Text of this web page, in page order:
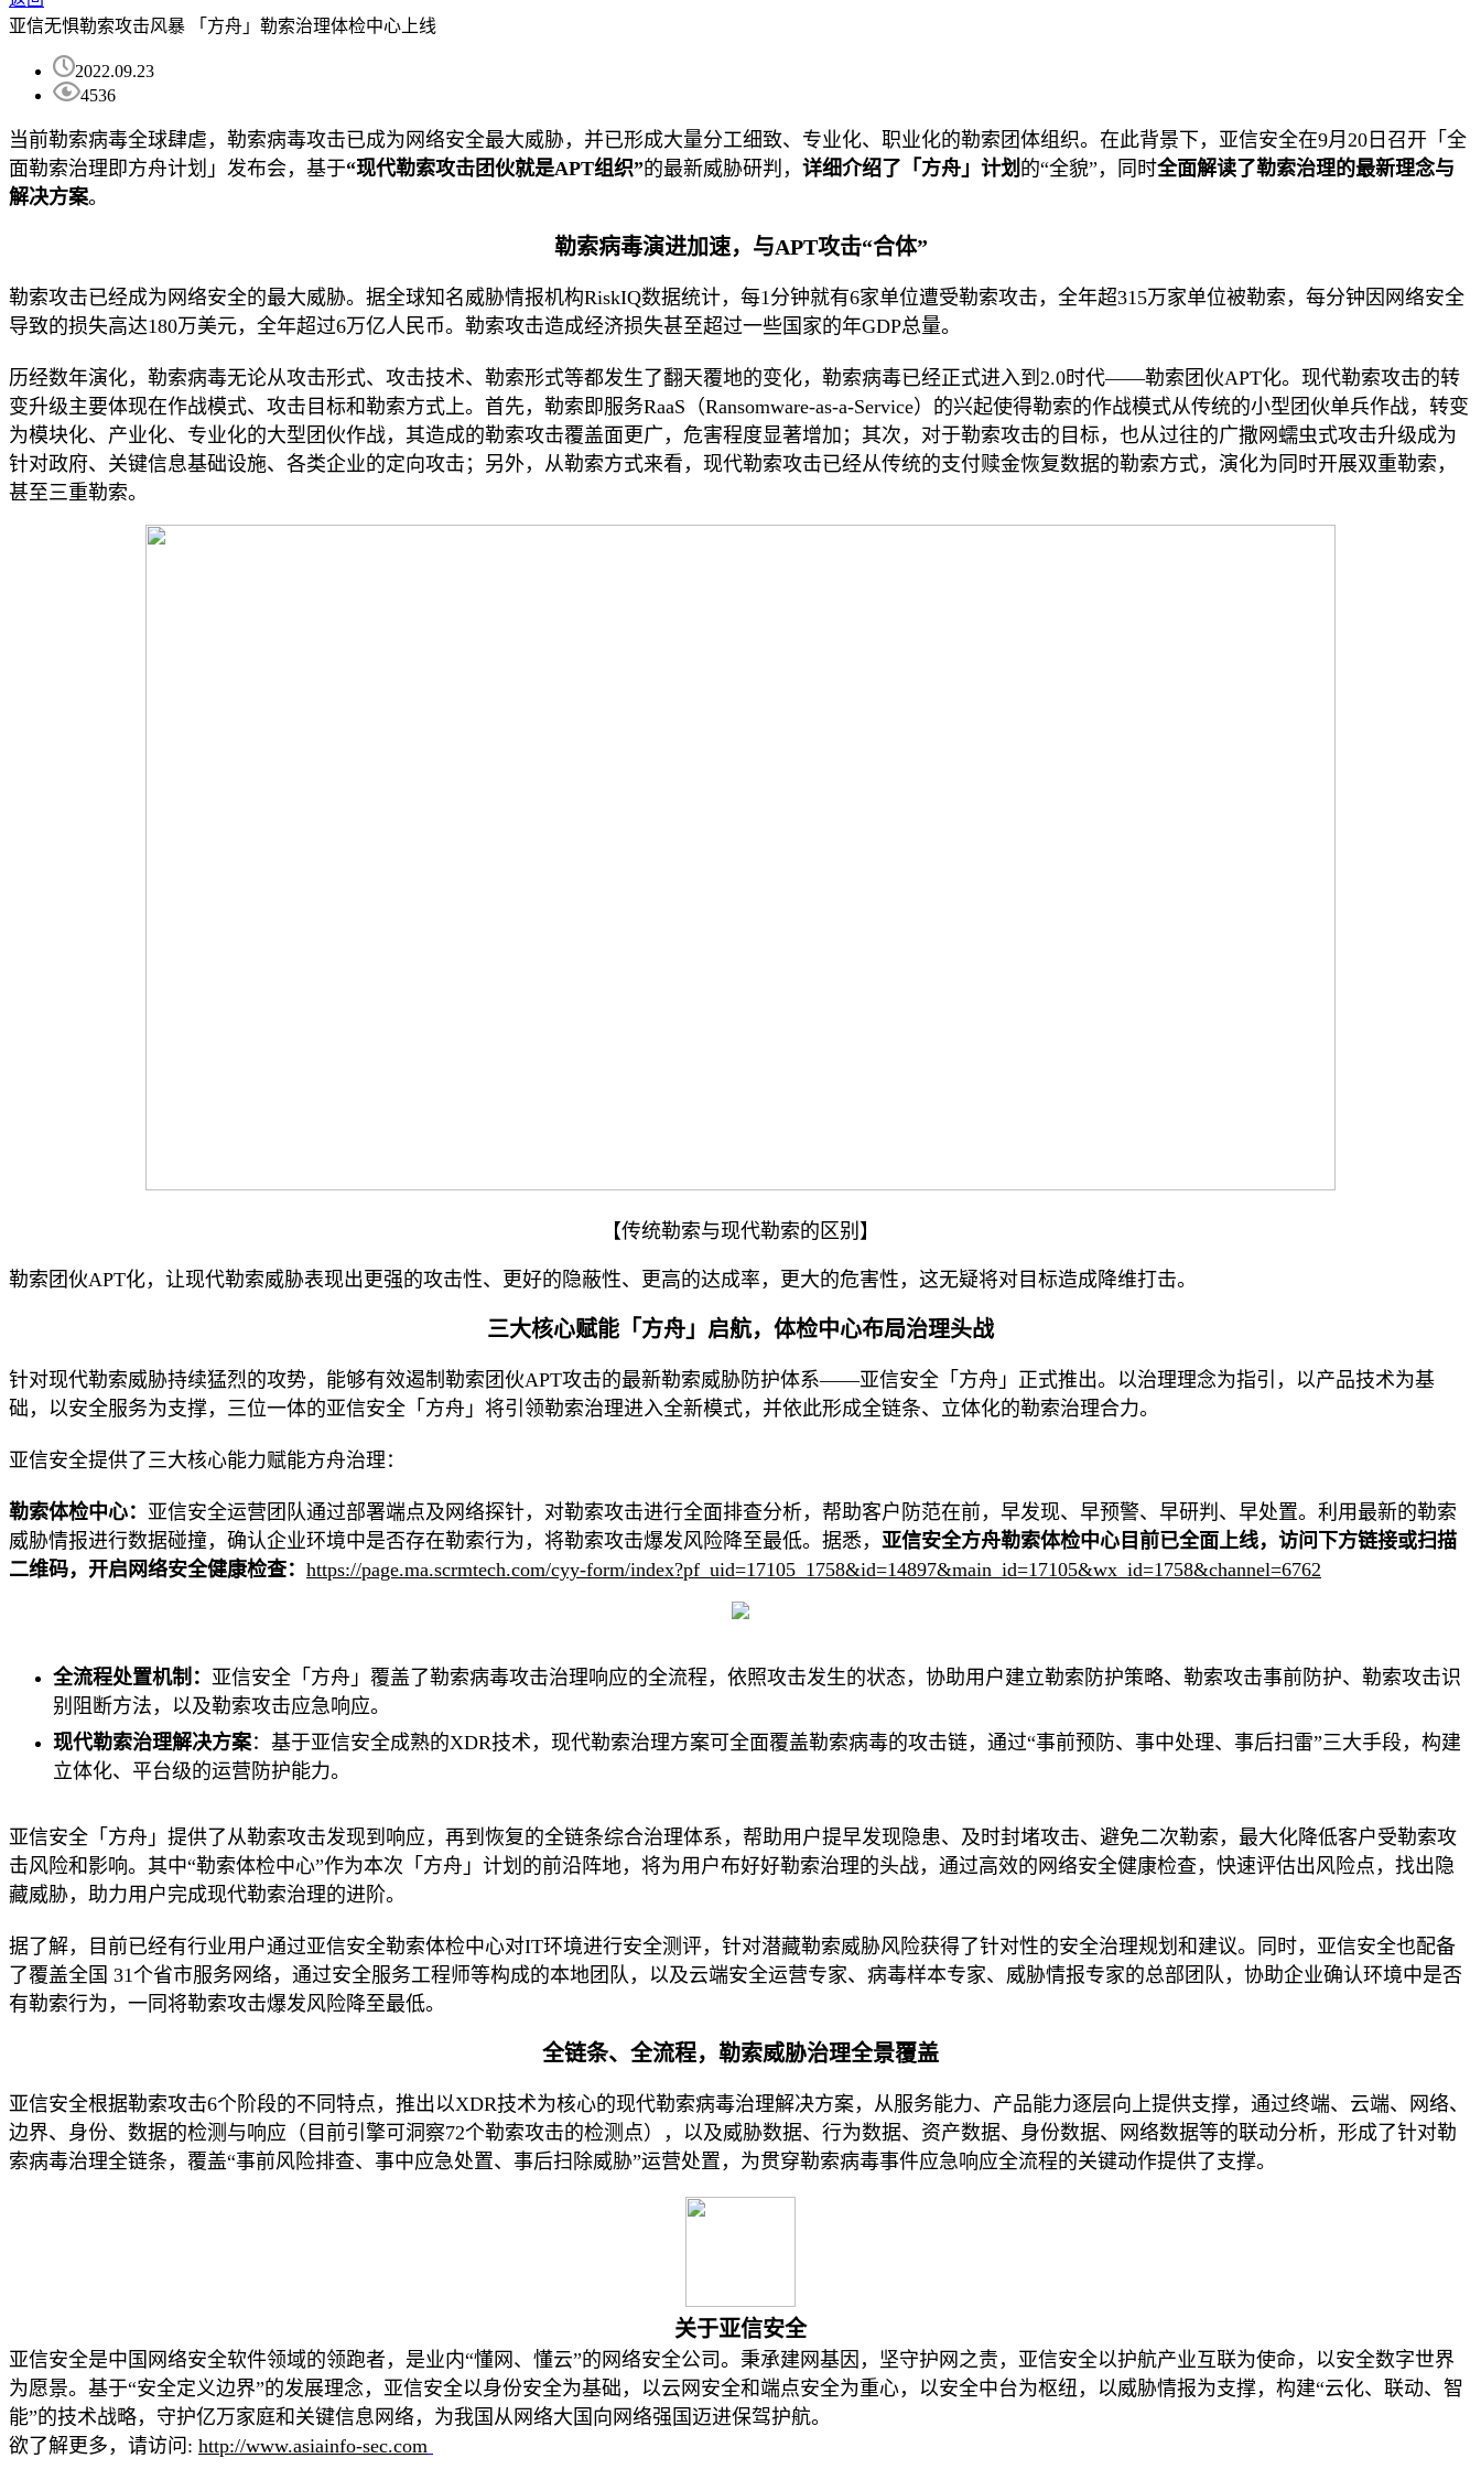
亚信无惧勒索攻击风暴 「方舟」勒索治理体检中心上线
2022.09.23
4536
当前勒索病毒全球肆虐，勒索病毒攻击已成为网络安全最大威胁，并已形成大量分工细致、专业化、职业化的勒索团体组织。在此背景下，亚信安全在9月20 日召开「全
面勒索治理即方舟计划」发布会，基于“现代勒索攻击团伙就是APT组织”的最新威胁研判， 详细介绍了「方舟」计划 的“全貌”，同时全面解读 了勒索治理的最新理念与
解决方案。
勒索病毒演进加速， 与APT攻击“合体”
勒索攻击已经成为网络安全的最大威胁。据全球知名威胁情报机构RiskIQ数据统计，每1分钟就有6家单位遭受勒索攻击，全年超315万家单位被勒索，每分钟因网络安全
导致的损失高达180万美元，全年超过6万亿人民币。 勒索攻击造成经济损失甚至超过一些国家的年GDP总量。
历经数年演化，勒索病毒无论从攻击形式、攻击技术、勒索形式等都发生了翻天覆地的变化，勒索病毒已经正式进入到2.0时代——勒索团伙APT化。现代勒索攻击的转
变升级主要体现在作战模式、攻击目标和勒索方式上。首先，勒索即服务RaaS（Ransomware-as-a-Service）的兴起使得勒索的作战模式从传统的小型团伙单兵作战，转变
为模块化、产业化、专业化的大型团伙作战，其造成的勒索攻击覆盖面更广，危害程度显著增加； 其次，对于勒索攻击的目标，也从过往的广撒网蠕虫式攻击升级成为
针对政府、关键信息基础设施、各类企业的定向攻击；另外，从勒索方式来看，现代勒索攻击已经从传统的支付赎金恢复数据的勒索方式，演化为同时开展双重勒索，
甚至三重勒索。
【传统勒索与现代勒索的区别】
勒索团伙APT化，让现代勒索威胁表现出更强的攻击性、更好的隐蔽性、更高的达成率，更大的危害性，这无疑将对目标造成降维打击。
三大核心赋能「 方舟 」 启航，体检中心布局治理头战
针对现代勒索威胁持续猛烈的攻势，能够有效遏制勒索团伙APT攻击的最新勒索威胁防护体系——亚信安全「方舟」正式推出。以治理理念为指引，以产品技术为基
础，以安全服务为支撑，三位一体的亚信安全「方舟」将引领勒索治理进入全新模式，并依此形成全链条、立体化的勒索治理合力。
亚信安全提供了三大核心能力赋能方舟治理：
勒索体检中心： 亚信安全运营团队通过部署端点及网络探针，对勒索攻击进行全面排查分析，帮助客户防范在前，早发现、早预警、早研判、早处置。利用最新的勒索
威胁情报进行数据碰撞，确认企业环境中是否存在勒索行为，将勒索攻击爆发风险降至最低。据悉， 亚信安全方舟勒索体检中心目前已全面上线，访问下方链接或扫描
二维码，开启网络安全健康检查： https://page.ma.scrmtech.com/cyy-form/index?pf_uid=17105_1758&id=14897&main_id=17105&wx_id=1758&channel=6762
全流程处置机制 ： 亚信安全「方舟」覆盖了勒索病毒攻击治理响应的全流程，依照攻击发生的状态，协助用户建立勒索防护策略、勒索攻击事前防护、勒索攻击识
别阻断方法，以及勒索攻击应急响应。
现代勒索治理解决方案：基于亚信安全成熟的XDR技术，现代勒索治理方案可全面覆盖勒索病毒的攻击链，通过“事前预防、事中处理、事后扫雷”三大手段，构建
立体化、平台级的运营防护能力。
亚信安全「方舟」提供了从勒索攻击发现到响应，再到恢复的全链条综合治理体系，帮助用户提早发现隐患、及时封堵攻击、避免二次勒索，最大化降低客户受勒索攻
击风险和影响。其中“勒索体检中心”作为本次「方舟」计划的前沿阵地，将为用户布好好勒索治理的头战，通过高效的网络安全健康检查，快速评估出风险点，找出隐
藏威胁，助力用户完成现代勒索治理的进阶。
据了解，目前已经有行业用户通过亚信安全勒索体检中心对IT环境进行安全测评，针对潜藏勒索威胁风险获得了针对性的安全治理规划和建议。同时，亚信安全也配备
了覆盖全国 31个省市服务网络，通过安全服务工程师等构成的本地团队，以及云端安全运营专家、病毒样本专家、威胁情报专家的总部团队，协助企业确认环境中是否
有勒索行为，一同将勒索攻击爆发风险降至最低。
全链条、全流程， 勒索威胁治理全景覆盖
亚信安全根据勒索攻击6个阶段的不同特点，推出以XDR技术为核心的现代勒索病毒治理解决方案，从服务能力、产品能力逐层向上提供支撑，通过终端、云端、网络、
边界、身份、数据的检测与响应（目前引擎可洞察72个勒索攻击的检测点），以及威胁数据、行为数据、资产数据、身份数据、网络数据等的联动分析，形成了针对勒
索病毒治理全链条，覆盖“事前风险排查、事中应急处置、事后扫除威胁”运营处置，为贯穿勒索病毒事件应急响应全流程的关键动作提供了支撑。
关于亚信安全
亚信安全是中国网络安全软件领域的领跑者，是业内“懂网、懂云”的网络安全公司。秉承建网基因，坚守护网之责，亚信安全以护航产业互联为使命，以安全数字世界
为愿景。基于“安全定义边界”的发展理念，亚信安全以身份安全为基础，以云网安全和端点安全为重心，以安全中台为枢纽，以威胁情报为支撑，构建“云化、联动、智
能”的技术战略，守护亿万家庭和关键信息网络，为我国从网络大国向网络强国迈进保驾护航。
欲了解更多，请访问 : http://www.asiainfo-sec.com